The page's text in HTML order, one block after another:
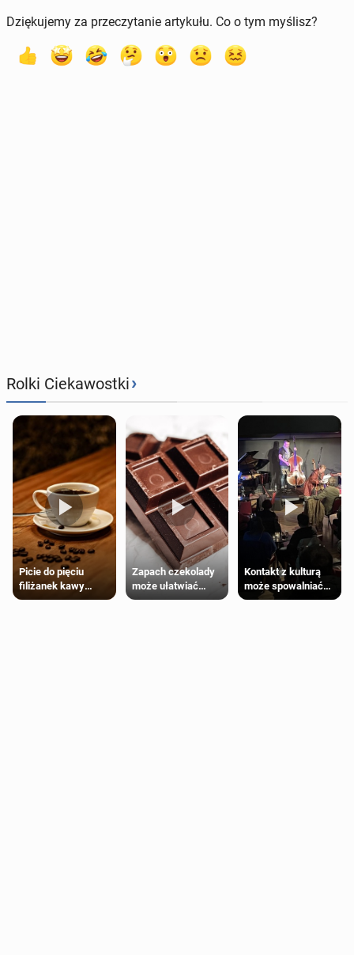
Dziękujemy za przeczytanie artykułu. Co o tym myślisz?
Rolki Ciekawostki›
Picie do pięciu
filiżanek kawy
dziennie jest
Zapach czekolady
może ułatwiać
trening siłowy
Kontakt z kulturą
może spowalniać
starzenie